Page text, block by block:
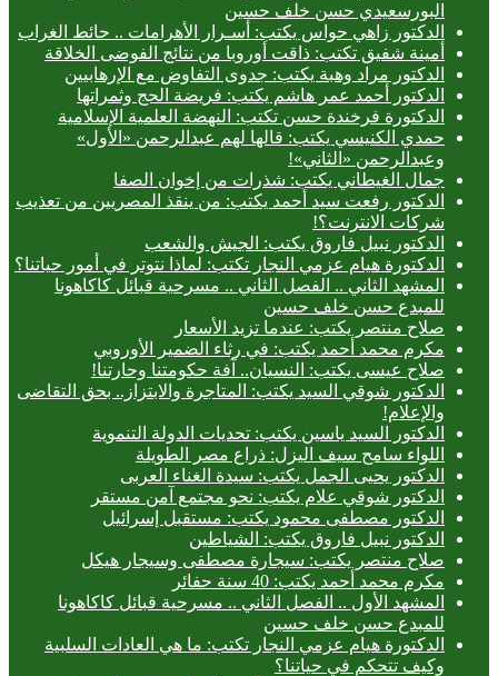
البورسعيدي حسن خلف حسين
الدكتور زاهي حواس يكتب: أسـرار الأهرامات .. حائط الغراب
أمينة شفيق تكتب: ذاقت أوروبا من نتائج الفوضى الخلاقة
الدكتور مراد وهبة يكتب: جدوى التفاوض مع الإرهابيين
الدكتور أحمد عمر هاشم يكتب: فريضة الحج وثمراتها
الدكتورة فرخندة حسن تكتب: النهضة العلمية الإسلامية
حمدي الكنيسي يكتب: قالها لهم عبدالرحمن «الأول»
وعبدالرحمن «الثاني»!
جمال الغيطاني يكتب: شذرات من إخوان الصفا
الدكتور رفعت سيد أحمد يكتب: من ينقذ المصريين من تعذيب
شركات الانترنت؟!
الدكتور نبيل فاروق يكتب: الجيش والشعب
الدكتورة هيام عزمي النجار تكتب: لماذا نتوتر في أمور حياتنا؟
المشهد الثاني .. الفصل الثاني .. مسرحية قبائل كاكاهونا
للمبدع حسن خلف حسين
صلاح منتصر يكتب: عندما تزيد الأسعار
مكرم محمد أحمد يكتب: في رثاء الضمير الأوروبي
صلاح عيسى يكتب: النسيان.. آفة حكومتنا وحارتنا!
الدكتور شوقي السيد يكتب: المتاجرة والابتزاز.. بحق التقاضى
والإعلام!
الدكتور السيد ياسين يكتب: تحديات الدولة التنموية
اللواء سامح سيف اليزل: ذراع مصر الطويلة
الدكتور يحيى الجمل يكتب: سيدة الغناء العربى
الدكتور شوقي علام يكتب: نحو مجتمع آمن مستقر
الدكتور مصطفى محمود يكتب: مستقبل إسرائيل
الدكتور نبيل فاروق يكتب: الشياطين
صلاح منتصر يكتب: سيجارة مصطفى وسيجار هيكل
مكرم محمد أحمد يكتب: 40 سنة حفائر
المشهد الأول .. الفصل الثاني .. مسرحية قبائل كاكاهونا
للمبدع حسن خلف حسين
الدكتورة هيام عزمي النجار تكتب: ما هي العادات السلبية
وكيف تتحكم في حياتنا؟